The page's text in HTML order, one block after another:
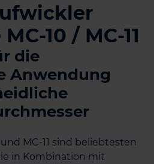
10 / MC-11
die
Anwendung
MC-11 sind beliebtesten
in Kombination mit